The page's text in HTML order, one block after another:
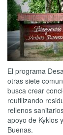
El programa
otras siete
busca crear
reutilizando
rellenos
apoyo de Kyklos
Buenas.